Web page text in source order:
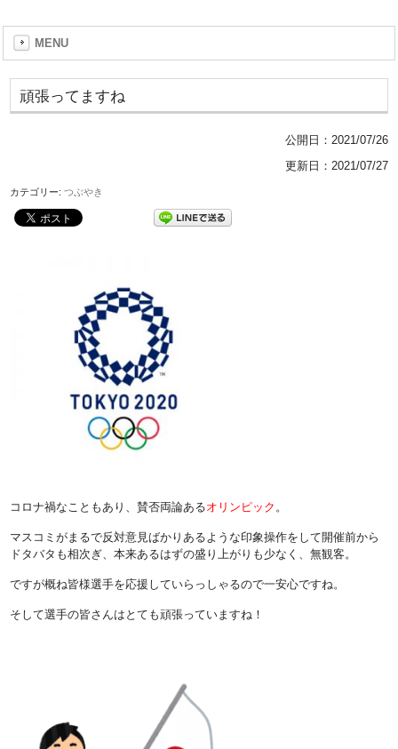
MENU
頑張ってますね
公開日： 2021/07/26
更新日：2021/07/27
カテゴリー:つぶやき
コロナ禍なこともあり、賛否両論あるオリンピック 。
マスコミがまるで反対意見ばかりあるような印象操作をして開催前から
ドタバタも相次ぎ、本来あるはずの盛り上がりも少なく、無観客。
ですが概ね皆様選手を応援していらっしゃるので一安心ですね。
そして選手の皆さんはとても頑張っていますね！